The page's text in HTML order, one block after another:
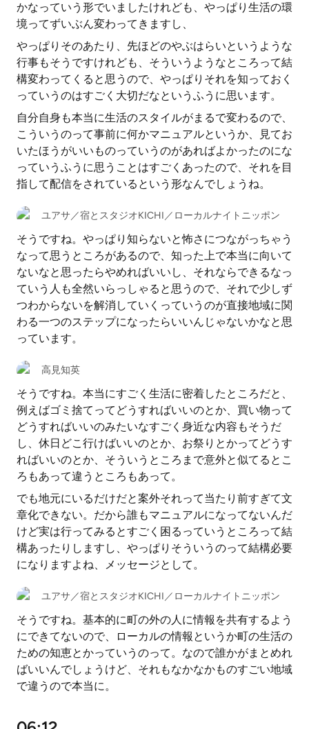
かなっていう形でいましたけれども、やっぱり生活の環
境ってずいぶん変わってきますし、
やっぱりそのあたり、先ほどのやぶはらいというような
行事もそうですけれども、そういうようなところって結
構変わってくると思うので、やっぱりそれを知っておく
っていうのはすごく大切だなというふうに思います。
自分自身も本当に生活のスタイルがまるで変わるので、
こういうのって事前に何かマニュアルというか、見てお
いたほうがいいものっていうのがあればよかったのにな
っていうふうに思うことはすごくあったので、それを目
指して配信をされているという形なんでしょうね。
ユアサ／宿とスタジオKICHI／ローカルナイトニッポン
そうですね。やっぱり知らないと怖さにつながっちゃう
なって思うところがあるので、知った上で本当に向いて
ないなと思ったらやめればいいし、それならできるなっ
ていう人も全然いらっしゃると思うので、それで少しず
つわからないを解消していくっていうのが直接地域に関
わる一つのステップになったらいいんじゃないかなと思
っています。
高見知英
そうですね。本当にすごく生活に密着したところだと、
例えばゴミ捨てってどうすればいいのとか、買い物って
どうすればいいのみたいなすごく身近な内容もそうだ
し、休日どこ行けばいいのとか、お祭りとかってどうす
ればいいのとか、そういうところまで意外と似てるとこ
ろもあって違うところもあって。
でも地元にいるだけだと案外それって当たり前すぎて文
章化できない。だから誰もマニュアルになってないんだ
けど実は行ってみるとすごく困るっていうところって結
構あったりしますし、やっぱりそういうのって結構必要
になりますよね、メッセージとして。
ユアサ／宿とスタジオKICHI／ローカルナイトニッポン
そうですね。基本的に町の外の人に情報を共有するよう
にできてないので、ローカルの情報というか町の生活の
ための知恵とかっていうのって。なので誰かがまとめれ
ばいいんでしょうけど、それもなかなかものすごい地域
で違うので本当に。